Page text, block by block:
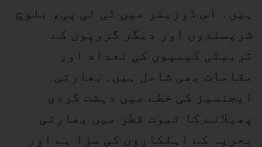
ہیں۔ اس ڈوزیئر میں ٹی ٹی پی، بلوچ
شرپسندوں اور دیگر گروپوں کے
تربیتی کیمپوں کی تعداد اور
مقامات بھی شامل ہیں۔بھارتی
ایجنسیز کی خطے میں دہشت گردی
پھیلانے کا ثبوت قطر میں بھارتی
بحریہ کے اہلکاروں کی سزا ہے اور